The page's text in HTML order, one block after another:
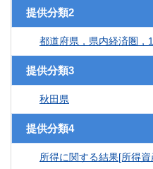
提供分類2
都道府県，県内経済圏，
提供分類3
秋田県
提供分類4
所得に関する結果[所得資